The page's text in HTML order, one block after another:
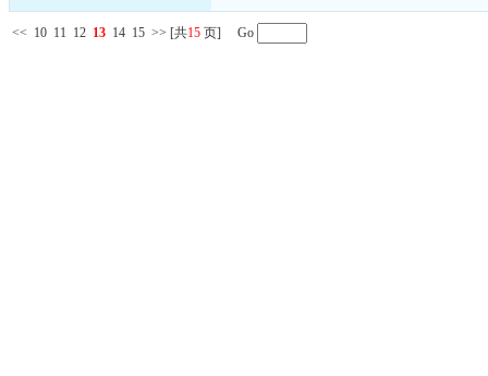
<< 10 11 12 13 14 15 >> [共15 页] Go